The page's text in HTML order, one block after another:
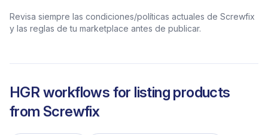
Revisa siempre las condiciones/políticas actuales de Screwfix
y las reglas de tu marketplace antes de publicar.
HGR workflows for listing products
from Screwfix